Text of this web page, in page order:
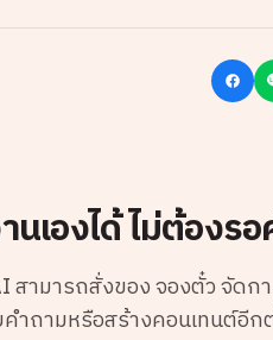
เองได้ ไม่ต้องร
ามารถสั่งของ จองตั๋ว จัดก
ำถามหรือสร้างคอนเทนต์อีก